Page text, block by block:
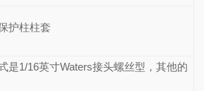
护柱柱套
是1/16英寸Waters接头螺丝型，其他的